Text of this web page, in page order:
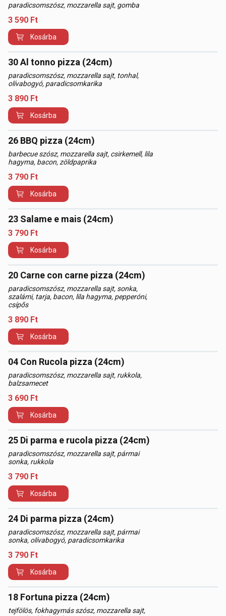
paradicsomszósz, mozzarella sajt, gomba
3 590 Ft
Kosárba
30 Al tonno pizza (24cm)
paradicsomszósz, mozzarella sajt, tonhal,
olívabogyó, paradicsomkarika
3 890 Ft
Kosárba
26 BBQ pizza (24cm)
barbecue szósz, mozzarella sajt, csirkemell, lila
hagyma, bacon, zöldpaprika
3 790 Ft
Kosárba
23 Salame e mais (24cm)
3 790 Ft
Kosárba
20 Carne con carne pizza (24cm)
paradicsomszósz, mozzarella sajt, sonka,
szalámi, tarja, bacon, lila hagyma, pepperóni,
csípős
3 890 Ft
Kosárba
04 Con Rucola pizza (24cm)
paradicsomszósz, mozzarella sajt, rukkola,
balzsamecet
3 690 Ft
Kosárba
25 Di parma e rucola pizza (24cm)
paradicsomszósz, mozzarella sajt, pármai
sonka, rukkola
3 790 Ft
Kosárba
24 Di parma pizza (24cm)
paradicsomszósz, mozzarella sajt, pármai
sonka, olívabogyó, paradicsomkarika
3 790 Ft
Kosárba
18 Fortuna pizza (24cm)
tejfölös, fokhagymás szósz, mozzarella sajt,